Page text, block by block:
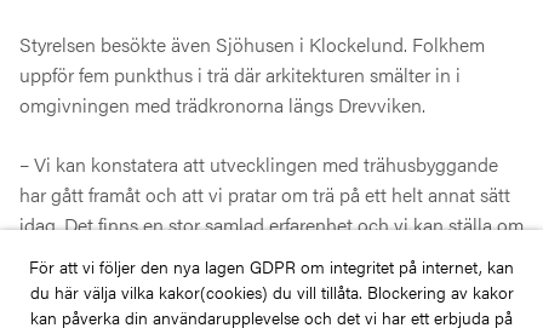
Styrelsen besökte även Sjöhusen i Klockelund. Folkhem
uppför fem punkthus i trä där arkitekturen smälter in i
omgivningen med trädkronorna längs Drevviken.
– Vi kan konstatera att utvecklingen med trähusbyggande
har gått framåt och att vi pratar om trä på ett helt annat sätt
idag. Det finns en stor samlad erfarenhet och vi kan ställa om
snabbt utan att gena på dåliga sätt. Men, vi behöver vara
modiga tillsammans, säger Carin Jämtin.
För att vi följer den nya lagen GDPR om integritet på internet, kan
du här välja vilka kakor(cookies) du vill tillåta. Blockering av kakor
kan påverka din användarupplevelse och det vi har ett erbjuda på